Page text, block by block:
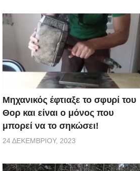
Μηχανικός έφτιαξε το σφυρί του
Θορ και είναι ο μόνος που
μπορεί να το σηκώσει!
24 ΔΕΚΕΜΒΡΊΟΥ, 2023